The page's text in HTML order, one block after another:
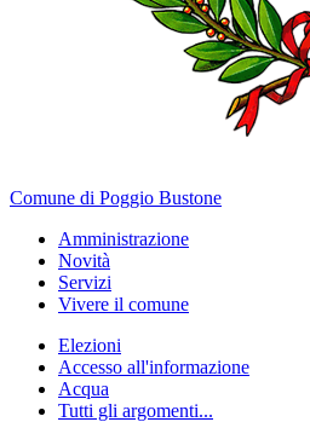
Comune di Poggio Bustone
Amministrazione
Novità
Servizi
Vivere il comune
Elezioni
Accesso all'informazione
Acqua
Tutti gli argomenti...